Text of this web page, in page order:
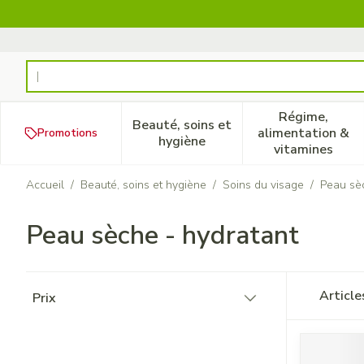
Rechercher
Promotions
Beauté, soins et
hygièneAfficher le sous-menu pour
Régime,
alimentation &
vitamines
Afficher
Accueil / Beauté, soins et hygiène / Soins du visage / Peau
Peau sèche - hydratant
Prix